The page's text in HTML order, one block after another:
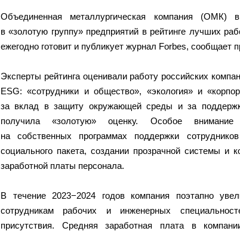
Объединенная металлургическая компания
в «золотую группу» предприятий в рейтинге лучших
ежегодно готовит и публикует журнал Forbes, сообщает
Эксперты рейтинга оценивали работу российских
ESG: «сотрудники и общество», «экология» и
за вклад в защиту окружающей среды и за
получила «золотую» оценку. Особое внимание
на собственных программах поддержки
социального пакета, создании прозрачной системы и
заработной платы персонала.
В течение 2023−2024 годов компания поэтапно
сотрудникам рабочих и инженерных
присутствия. Средняя заработная плата в